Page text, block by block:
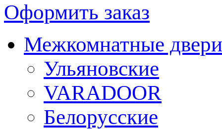
Оформить заказ
Межкомнатные двери
Ульяновские
VARADOOR
Белорусские